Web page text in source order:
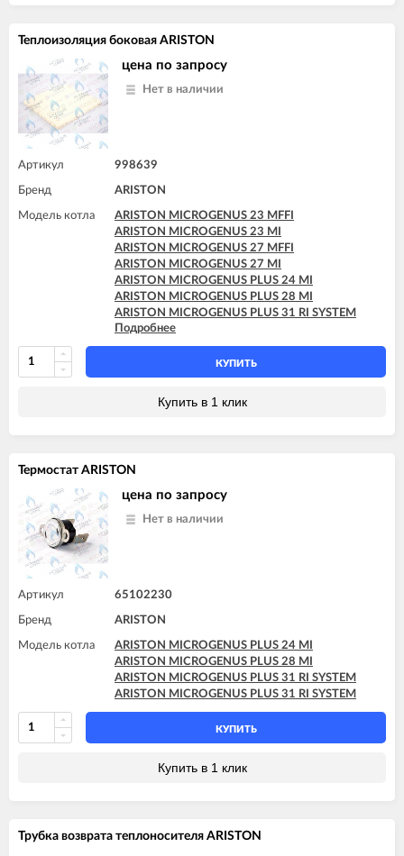
ARISTON TX 23 MFFI
ARISTON TX 23 MI
Теплоизоляция боковая ARISTON
цена по запросу
Нет в наличии
Артикул 998639
Бренд ARISTON
Модель котла
ARISTON MICROGENUS 23 MFFI
ARISTON MICROGENUS 23 MI
ARISTON MICROGENUS 27 MFFI
ARISTON MICROGENUS 27 MI
ARISTON MICROGENUS PLUS 24 MI
ARISTON MICROGENUS PLUS 28 MI
ARISTON MICROGENUS PLUS 31 RI SYSTEM
ARISTON MICROGENUS PLUS 31 RI SYSTEM
ARISTON MICROSYSTEM 21 RFFI
ARISTON MICROSYSTEM 28 RFFI
ARISTON T2 23 MI GPL
ARISTON TX 23 MFFI
Подробнее
КУПИТЬ
Купить в 1 клик
Термостат ARISTON
цена по запросу
Нет в наличии
Артикул 65102230
Бренд ARISTON
Модель котла
ARISTON MICROGENUS PLUS 24 MI
ARISTON MICROGENUS PLUS 28 MI
ARISTON MICROGENUS PLUS 31 RI SYSTEM
ARISTON MICROGENUS PLUS 31 RI SYSTEM
КУПИТЬ
Купить в 1 клик
Трубка возврата теплоносителя ARISTON